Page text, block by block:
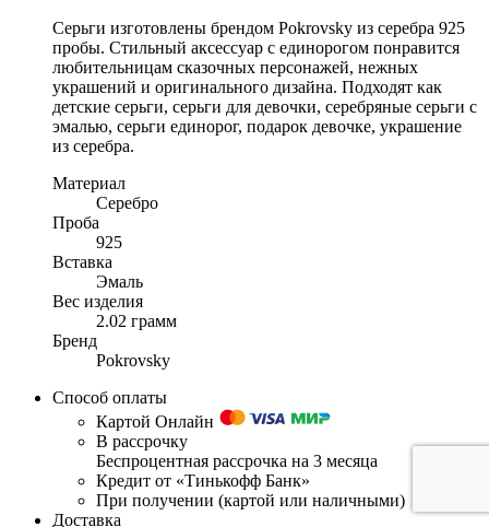
Серьги изготовлены брендом Pokrovsky из серебра 925
пробы. Стильный аксессуар с единорогом понравится
любительницам сказочных персонажей, нежных
украшений и оригинального дизайна. Подходят как
детские серьги, серьги для девочки, серебряные серьги с
эмалью, серьги единорог, подарок девочке, украшение
из серебра.
Материал
Серебро
Проба
925
Вставка
Эмаль
Вес изделия
2.02 грамм
Бренд
Pokrovsky
Способ оплаты
Картой Онлайн
В рассрочку
Беспроцентная рассрочка на 3 месяца
Кредит от «Тинькофф Банк»
При получении (картой или наличными)
Доставка